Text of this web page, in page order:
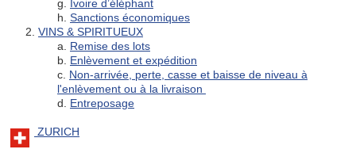
g. Ivoire d’éléphant
h. Sanctions économiques
2. VINS & SPIRITUEUX
a. Remise des lots
b. Enlèvement et expédition
c. Non-arrivée, perte, casse et baisse de niveau à
l'enlèvement ou à la livraison
d. Entreposage
ZURICH